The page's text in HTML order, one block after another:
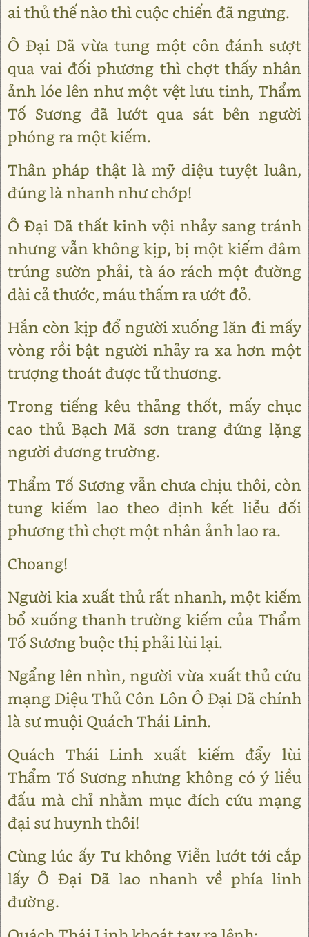
ai thủ thế nào thì cuộc chiến đã ngưng.
Ô Đại Dã vừa tung một côn đánh sượt
qua vai đối phương thì chợt thấy nhân
ảnh lóe lên như một vệt lưu tinh, Thẩm
Tố Sương đã lướt qua sát bên người
phóng ra một kiếm.
Thân pháp thật là mỹ diệu tuyệt luân,
đúng là nhanh như chớp!
Ô Đại Dã thất kinh vội nhảy sang tránh
nhưng vẫn không kịp, bị một kiếm đâm
trúng sườn phải, tà áo rách một đường
dài cả thước, máu thấm ra ướt đỏ.
Hắn còn kịp đổ người xuống lăn đi mấy
vòng rồi bật người nhảy ra xa hơn một
trượng thoát được tử thương.
Trong tiếng kêu thảng thốt, mấy chục
cao thủ Bạch Mã sơn trang đứng lặng
người đương trường.
Thẩm Tố Sương vẫn chưa chịu thôi, còn
tung kiếm lao theo định kết liễu đối
phương thì chợt một nhân ảnh lao ra.
Choang!
Người kia xuất thủ rất nhanh, một kiếm
bổ xuống thanh trường kiếm của Thẩm
Tố Sương buộc thị phải lùi lại.
Ngẩng lên nhìn, người vừa xuất thủ cứu
mạng Diệu Thủ Côn Lôn Ô Đại Dã chính
là sư muội Quách Thái Linh.
Quách Thái Linh xuất kiếm đẩy lùi
Thẩm Tố Sương nhưng không có ý liều
đấu mà chỉ nhằm mục đích cứu mạng
đại sư huynh thôi!
Cùng lúc ấy Tư không Viễn lướt tới cắp
lấy Ô Đại Dã lao nhanh về phía linh
đường.